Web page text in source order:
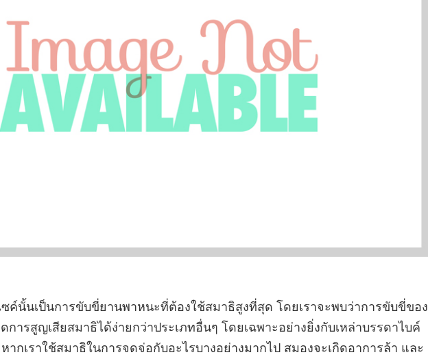
ค์นั้นเป็นการขับขี่ยานพาหนะที่ต้องใช้สมาธิสูงที่สุด โดยเราจะพบว่าการขับขี่ของ
การสูญเสียสมาธิได้ง่ายกว่าประเภทอื่นๆ โดยเฉพาะอย่างยิ่งกับเหล่าบรรดาไบค์
ากเราใช้สมาธิในการจดจ่อกับอะไรบางอย่างมากไป สมองจะเกิดอาการล้า และ